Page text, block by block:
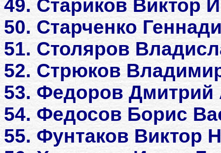
49. Стариков Виктор
50. Старченко
51. Столяров
52. Стрюков
53. Федоров Дмитрий
54. Федосов Борис
55. Фунтаков Виктор